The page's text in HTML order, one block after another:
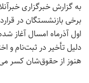
به گزارش خبرگزاری
برخی بازنشستگان در
اول آذرماه امسال آغاز
دلیل تأخیر در ثبت‌نام و
هنوز از حقوق‌شان کسر